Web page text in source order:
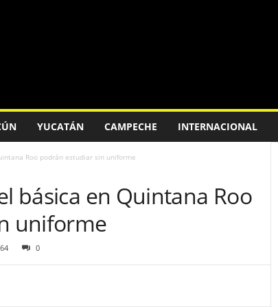
YUCATÁN CAMPECHE INTERNACIONAL
Roo podrán estudiar sin uniforme
básica en Quintana Roo
uniforme
0